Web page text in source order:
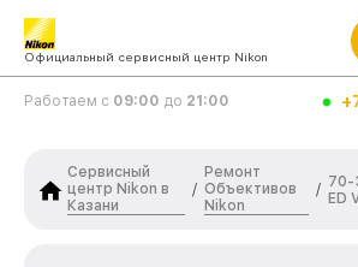
Официальный сервисный центр Nikon
Работаем с 09:00 до 21:00
Сервисный
центр Nikon в
Казани
/
Ремонт
Объективов
Nikon
/ 70-
ED